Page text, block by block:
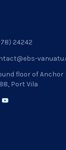
24242
floor of Anchor
Port Vila